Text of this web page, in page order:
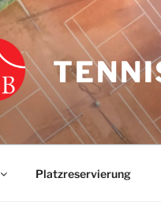
Platzreservierung